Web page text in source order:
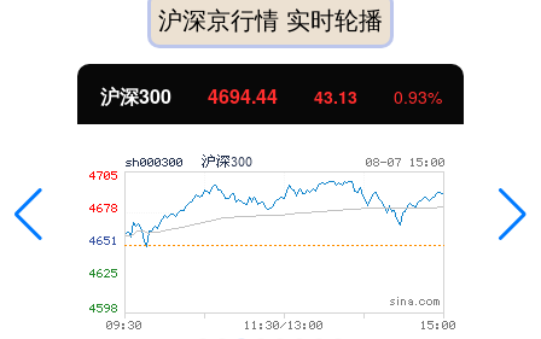
沪深京行情 实时轮播
沪深300 4694.44 43.13 0.93%